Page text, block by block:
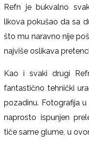
Refn je bukvalno
likova pokušao da sa
što mu naravno nije
najviše oslikava
Kao i svaki drugi
fantastično tehnički
pozadinu. Fotografija
naprosto ispunjen
tiče same glume, u